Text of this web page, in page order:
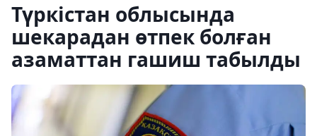
Түркістан облысында
шекарадан өтпек болған
азаматтан гашиш табылды